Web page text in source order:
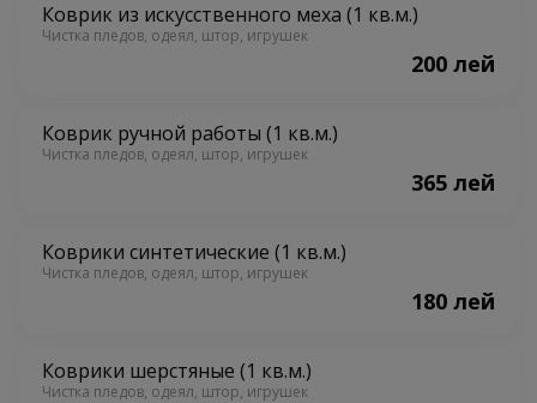
Коврик из искусственного меха (1 кв.м.)
Чистка пледов, одеял, штор, игрушек
200 лей
Коврик ручной работы (1 кв.м.)
Чистка пледов, одеял, штор, игрушек
365 лей
Коврики синтетические (1 кв.м.)
Чистка пледов, одеял, штор, игрушек
180 лей
Коврики шерстяные (1 кв.м.)
Чистка пледов, одеял, штор, игрушек